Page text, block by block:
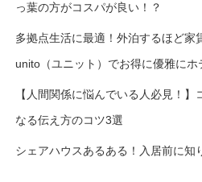
っ葉の方がコスパが良い！？
多拠点生活に最適！外泊するほど家
unito（ユニット）でお得に優雅にホ
【人間関係に悩んでいる人必見！】
なる伝え方のコツ3選
シェアハウスあるある！入居前に知